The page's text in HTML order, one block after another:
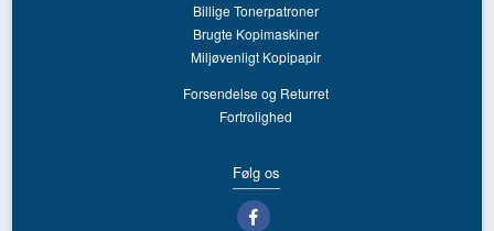
Billige Tonerpatroner
Brugte Kopimaskiner
Miljøvenligt Kopipapir
Forsendelse og Returret
Fortrolighed
Følg os